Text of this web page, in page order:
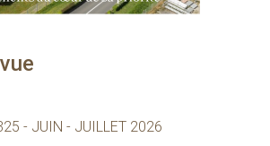
- JUIN - JUILLET 2026